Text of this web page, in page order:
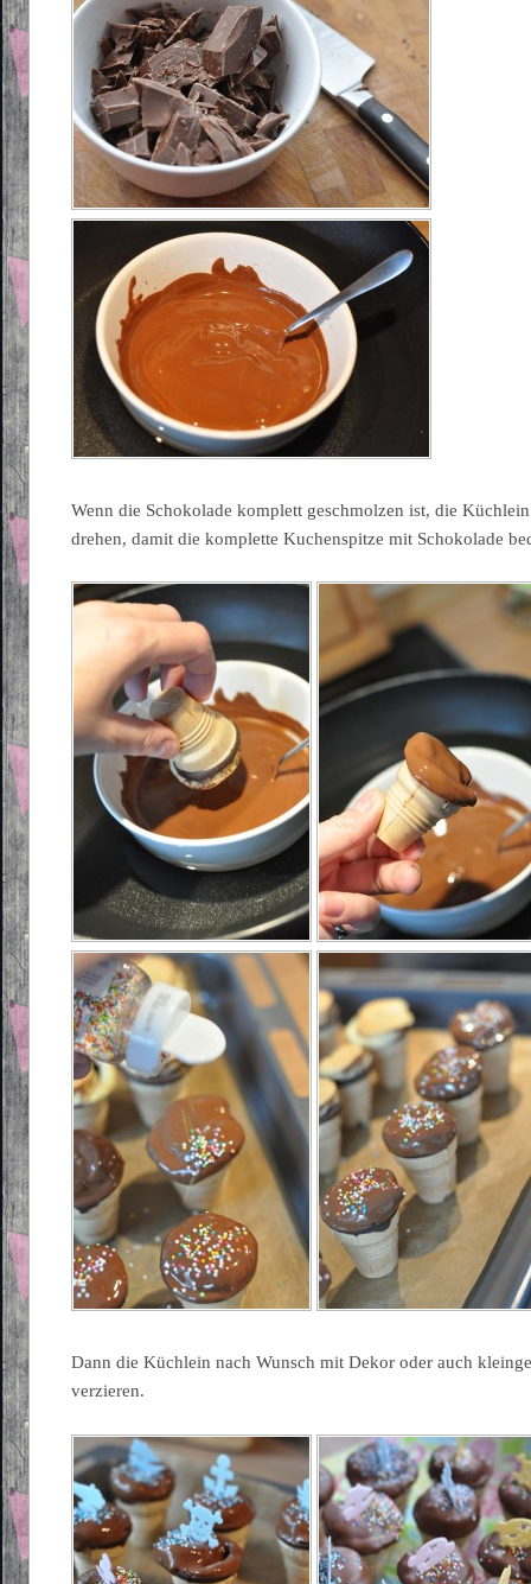
Wenn die Schokolade komplett geschmolzen ist, die
drehen, damit die komplette Kuchenspitze mit Schokolade
Dann die Küchlein nach Wunsch mit Dekor oder auch
verzieren.